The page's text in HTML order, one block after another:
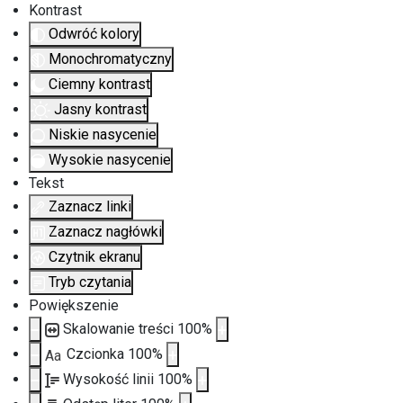
Kontrast
Odwróć kolory
Monochromatyczny
Ciemny kontrast
Jasny kontrast
Niskie nasycenie
Wysokie nasycenie
Tekst
Zaznacz linki
Zaznacz nagłówki
Czytnik ekranu
Tryb czytania
Powiększenie
Skalowanie treści 100%
Aa Czcionka 100%
Wysokość linii 100%